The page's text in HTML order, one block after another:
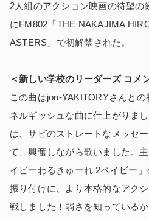
2人組のアクション映画の待望の
にFM802「THE NAKAJIMA
ASTERS」で初解禁された。
＜新しい学校のリーダーズ コメ
この曲はjon-YAKITORYさんと
ネルギッシュな曲に仕上がりま
は、サビのストレートなメッセ
て、興奮しながら歌いました。
イビーわるきゅーれ 2ベイビー」
振り付けに、より本格的なアク
戦しました！弱さを知っている